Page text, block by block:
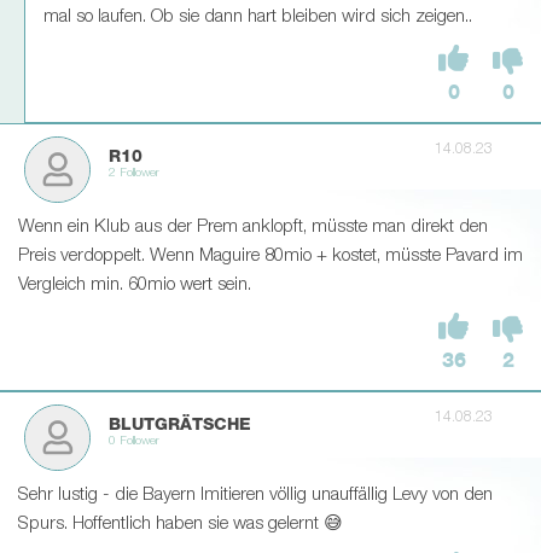
mal so laufen. Ob sie dann hart bleiben wird sich zeigen..
0 0
R10
2 Follower
14.08.23
Wenn ein Klub aus der Prem anklopft, müsste man direkt den
Preis verdoppelt. Wenn Maguire 80mio + kostet, müsste Pavard im
Vergleich min. 60mio wert sein.
36 2
BLUTGRÄTSCHE
0 Follower
14.08.23
Sehr lustig - die Bayern Imitieren völlig unauffällig Levy von den
Spurs. Hoffentlich haben sie was gelernt 😅